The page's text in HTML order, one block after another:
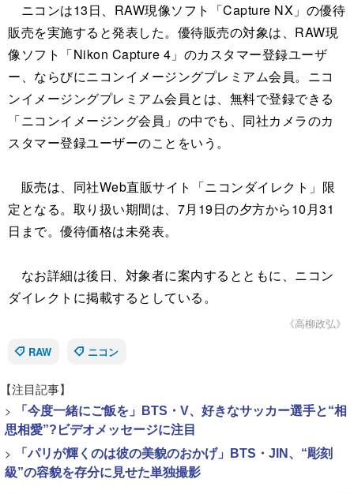
ニコンは13日、RAW現像ソフト「Capture NX」の優待
販売を実施すると発表した。優待販売の対象は、RAW現
像ソフト「Nikon Capture 4」のカスタマー登録ユーザ
ー、ならびにニコンイメージングプレミアム会員。ニコ
ンイメージングプレミアム会員とは、無料で登録できる
「ニコンイメージング会員」の中でも、同社カメラのカ
スタマー登録ユーザーのことをいう。
販売は、同社Web直販サイト「ニコンダイレクト」限
定となる。取り扱い期間は、7月19日の夕方から10月31
日まで。優待価格は未発表。
なお詳細は後日、対象者に案内するとともに、ニコン
ダイレクトに掲載するとしている。
《高柳政弘》
RAW
ニコン
【注目記事】
>
「今度一緒にご飯を」BTS・V、好きなサッカー選手と“相
思相愛”?ビデオメッセージに注目
>
「パリが輝くのは彼の美貌のおかげ」BTS・JIN、“彫刻
級”の容貌を存分に見せた単独撮影